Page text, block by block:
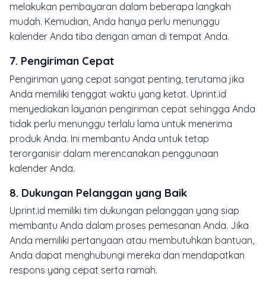
melakukan pembayaran dalam beberapa langkah
mudah. Kemudian, Anda hanya perlu menunggu
kalender Anda tiba dengan aman di tempat Anda.
7. Pengiriman Cepat
Pengiriman yang cepat sangat penting, terutama jika
Anda memiliki tenggat waktu yang ketat. Uprint.id
menyediakan layanan pengiriman cepat sehingga Anda
tidak perlu menunggu terlalu lama untuk menerima
produk Anda. Ini membantu Anda untuk tetap
terorganisir dalam merencanakan penggunaan
kalender Anda.
8. Dukungan Pelanggan yang Baik
Uprint.id memiliki tim dukungan pelanggan yang siap
membantu Anda dalam proses pemesanan Anda. Jika
Anda memiliki pertanyaan atau membutuhkan bantuan,
Anda dapat menghubungi mereka dan mendapatkan
respons yang cepat serta ramah.